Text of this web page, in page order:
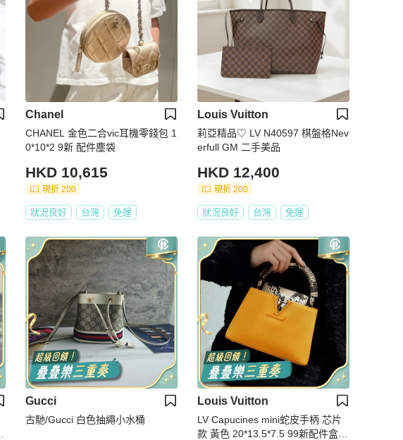
Chanel
CHANEL 金色二合vic耳機零錢包 1
0*10*2 9新 配件塵袋
HKD 10,615
現折 200
狀況良好 台灣 免運
Louis Vuitton
莉亞精品♡ LV N40597 棋盤格Nev
erfull GM 二手美品
HKD 12,400
現折 200
狀況良好 台灣 免運
Gucci
古馳/Gucci 白色抽繩小水桶
Louis Vuitton
LV Capucines mini蛇皮手柄 芯片
款 黃色 20*13.5*7.5 99新配件盒